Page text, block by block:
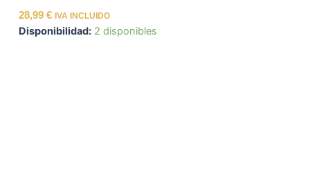
28,99 € IVA INCLUIDO
Disponibilidad: 2 disponibles